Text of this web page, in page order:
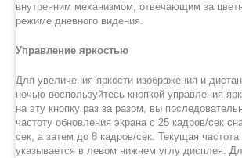
внутренним механизмом, отвечающим за
режиме дневного видения.
Управление яркостью
Для увеличения яркости изображения и
ночью воспользуйтесь кнопкой управления
на эту кнопку раз за разом, вы
частоту обновления экрана с 25 кадров/сек
сек, а затем до 8 кадров/сек. Текущая частота
указывается в левом нижнем углу дисплея.